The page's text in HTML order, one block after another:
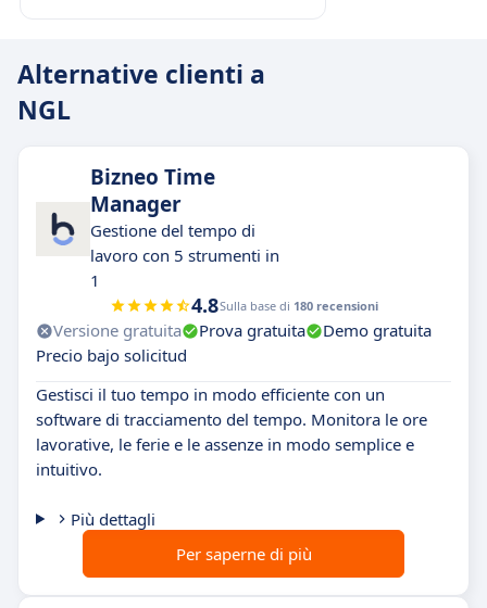
Alternative clienti a
NGL
Bizneo Time
Manager
Gestione del tempo di
lavoro con 5 strumenti in
1
4.8Sulla base di 180 recensioni
Versione gratuita Prova gratuita
Demo gratuita
Precio bajo solicitud
Gestisci il tuo tempo in modo efficiente con un
software di tracciamento del tempo. Monitora le ore
lavorative, le ferie e le assenze in modo semplice e
intuitivo.
Più dettagli
Per saperne di più